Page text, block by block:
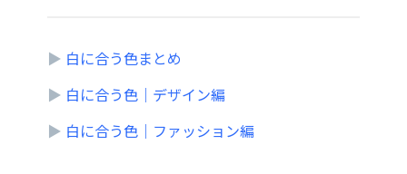
▶ 白に合う色まとめ
▶ 白に合う色｜デザイン編
▶ 白に合う色｜ファッション編